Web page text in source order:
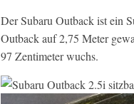
Der Subaru Outback ist ein
Outback auf 2,75 Meter
97 Zentimeter wuchs.